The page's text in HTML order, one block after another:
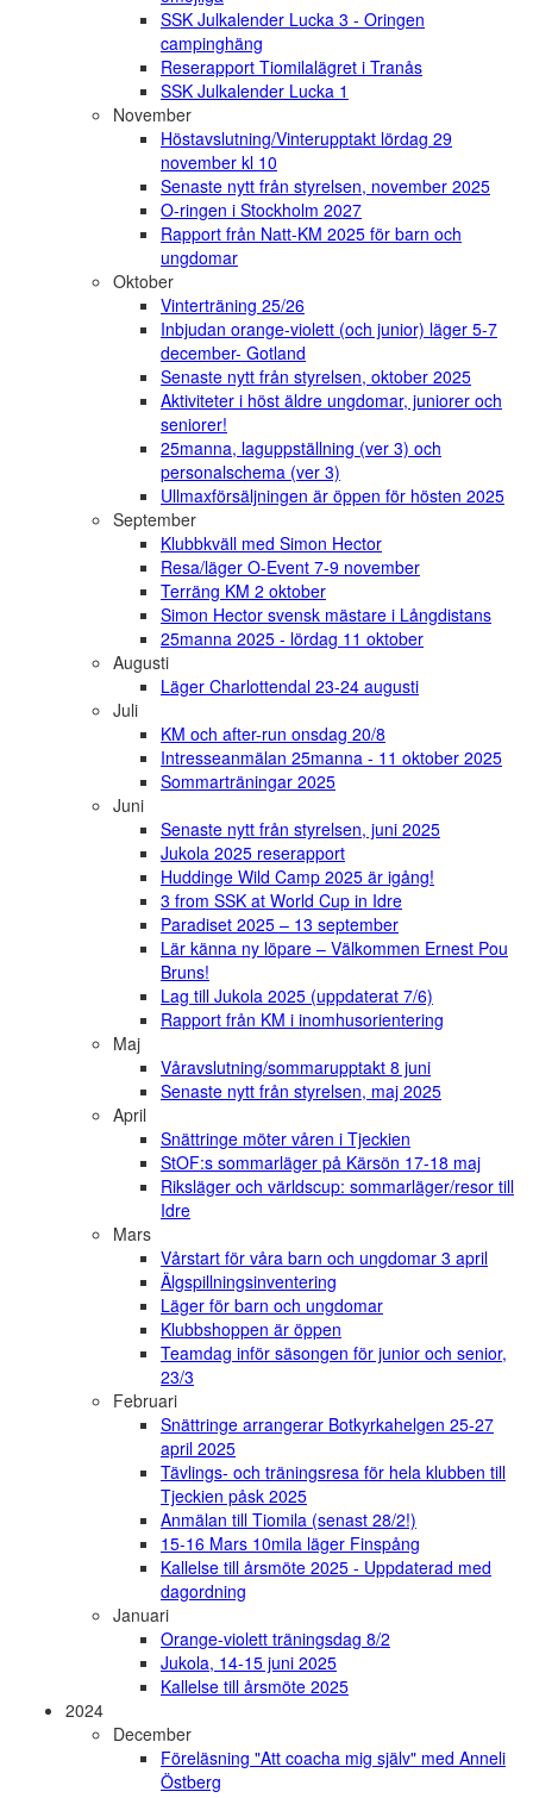
SSK Julkalender Lucka 3 - Oringen
campinghäng
Reserapport Tiomilalägret i Tranås
SSK Julkalender Lucka 1
November
Höstavslutning/Vinterupptakt lördag 29
november kl 10
Senaste nytt från styrelsen, november 2025
O-ringen i Stockholm 2027
Rapport från Natt-KM 2025 för barn och
ungdomar
Oktober
Vinterträning 25/26
Inbjudan orange-violett (och junior) läger 5-7
december- Gotland
Senaste nytt från styrelsen, oktober 2025
Aktiviteter i höst äldre ungdomar, juniorer och
seniorer!
25manna, laguppställning (ver 3) och
personalschema (ver 3)
Ullmaxförsäljningen är öppen för hösten 2025
September
Klubbkväll med Simon Hector
Resa/läger O-Event 7-9 november
Terräng KM 2 oktober
Simon Hector svensk mästare i Långdistans
25manna 2025 - lördag 11 oktober
Augusti
Läger Charlottendal 23-24 augusti
Juli
KM och after-run onsdag 20/8
Intresseanmälan 25manna - 11 oktober 2025
Sommarträningar 2025
Juni
Senaste nytt från styrelsen, juni 2025
Jukola 2025 reserapport
Huddinge Wild Camp 2025 är igång!
3 from SSK at World Cup in Idre
Paradiset 2025 – 13 september
Lär känna ny löpare – Välkommen Ernest Pou
Bruns!
Lag till Jukola 2025 (uppdaterat 7/6)
Rapport från KM i inomhusorientering
Maj
Våravslutning/sommarupptakt 8 juni
Senaste nytt från styrelsen, maj 2025
April
Snättringe möter våren i Tjeckien
StOF:s sommarläger på Kärsön 17-18 maj
Riksläger och världscup: sommarläger/resor till
Idre
Mars
Vårstart för våra barn och ungdomar 3 april
Älgspillningsinventering
Läger för barn och ungdomar
Klubbshoppen är öppen
Teamdag inför säsongen för junior och senior,
23/3
Februari
Snättringe arrangerar Botkyrkahelgen 25-27
april 2025
Tävlings- och träningsresa för hela klubben till
Tjeckien påsk 2025
Anmälan till Tiomila (senast 28/2!)
15-16 Mars 10mila läger Finspång
Kallelse till årsmöte 2025 - Uppdaterad med
dagordning
Januari
Orange-violett träningsdag 8/2
Jukola, 14-15 juni 2025
Kallelse till årsmöte 2025
2024
December
Föreläsning "Att coacha mig själv" med Anneli
Östberg